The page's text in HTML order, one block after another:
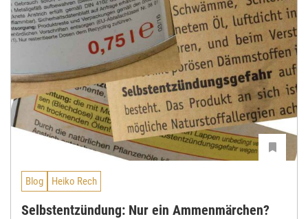
Blog Heiko Rech
Selbstentzündung: Nur ein Ammenmärchen?